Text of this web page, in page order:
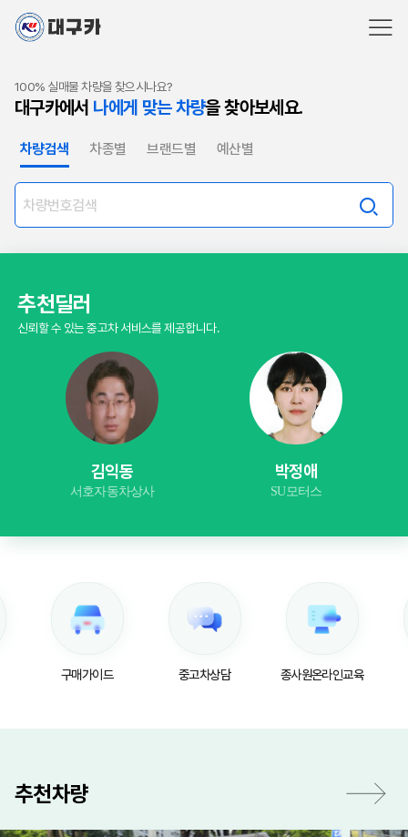
100% 실매물 차량을 찾으시나요?
대구카에서 나에게 맞는 차량을 찾아보세요.
차량검색 차종별 브랜드별 예산별
추천딜러
신뢰할 수 있는 중고차 서비스를 제공합니다.
호자동차상사
구매가이드 중고차상담 종사원온라인교육
추천차량